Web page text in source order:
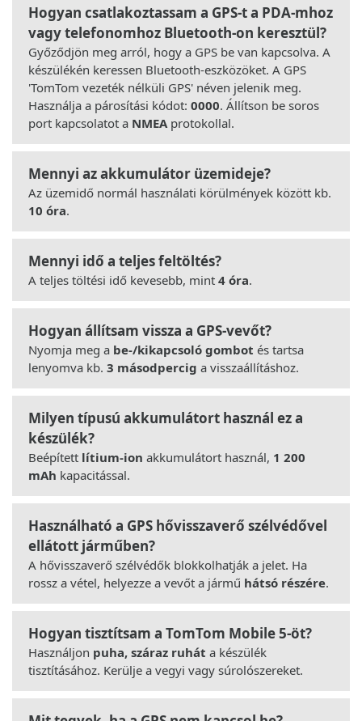
Hogyan csatlakoztassam a GPS-t a PDA-mhoz
vagy telefonomhoz Bluetooth-on keresztül?
Győződjön meg arról, hogy a GPS be van kapcsolva. A
készülékén keressen Bluetooth-eszközöket. A GPS
'TomTom vezeték nélküli GPS' néven jelenik meg.
Használja a párosítási kódot: 0000. Állítson be soros
port kapcsolatot a NMEA protokollal.
Mennyi az akkumulátor üzemideje?
Az üzemidő normál használati körülmények között kb.
10 óra.
Mennyi idő a teljes feltöltés?
A teljes töltési idő kevesebb, mint 4 óra.
Hogyan állítsam vissza a GPS-vevőt?
Nyomja meg a be-/kikapcsoló gombot és tartsa
lenyomva kb. 3 másodpercig a visszaállításhoz.
Milyen típusú akkumulátort használ ez a
készülék?
Beépített lítium-ion akkumulátort használ, 1 200
mAh kapacitással.
Használható a GPS hővisszaverő szélvédővel
ellátott járműben?
A hővisszaverő szélvédők blokkolhatják a jelet. Ha
rossz a vétel, helyezze a vevőt a jármű hátsó részére.
Hogyan tisztítsam a TomTom Mobile 5-öt?
Használjon puha, száraz ruhát a készülék
tisztításához. Kerülje a vegyi vagy súrolószereket.